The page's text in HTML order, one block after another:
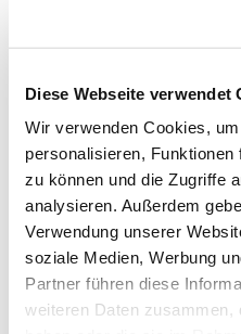
Diese Webseite verwendet
Wir verwenden Cookies,
personalisieren,
zu können und die Zugriffe
analysieren. Außerdem
Verwendung unserer
soziale Medien, Werbung
Partner führen diese
weiteren Daten zusammen,